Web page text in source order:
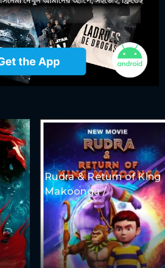
Rudra & Return of King
Makoonga /